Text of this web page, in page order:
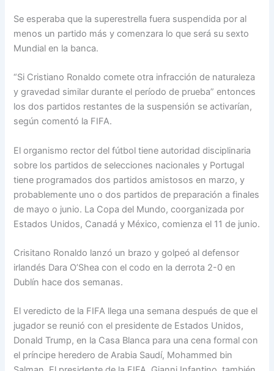
Se esperaba que la superestrella fuera suspendida por al
menos un partido más y comenzara lo que será su sexto
Mundial en la banca.
“Si Cristiano Ronaldo comete otra infracción de naturaleza
y gravedad similar durante el período de prueba” entonces
los dos partidos restantes de la suspensión se activarían,
según comentó la FIFA.
El organismo rector del fútbol tiene autoridad disciplinaria
sobre los partidos de selecciones nacionales y Portugal
tiene programados dos partidos amistosos en marzo, y
probablemente uno o dos partidos de preparación a finales
de mayo o junio. La Copa del Mundo, coorganizada por
Estados Unidos, Canadá y México, comienza el 11 de junio.
Crisitano Ronaldo lanzó un brazo y golpeó al defensor
irlandés Dara O’Shea con el codo en la derrota 2-0 en
Dublín hace dos semanas.
El veredicto de la FIFA llega una semana después de que el
jugador se reunió con el presidente de Estados Unidos,
Donald Trump, en la Casa Blanca para una cena formal con
el príncipe heredero de Arabia Saudí, Mohammed bin